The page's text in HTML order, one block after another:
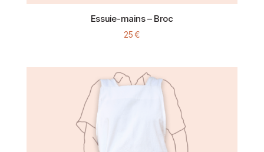
Essuie-mains – Broc
25€